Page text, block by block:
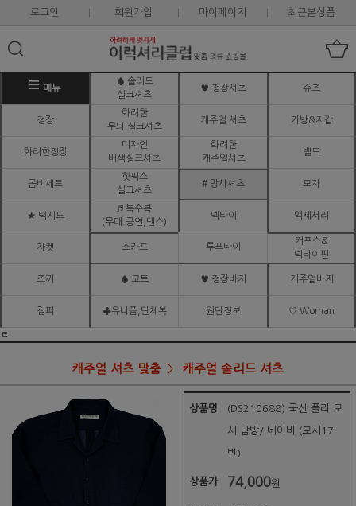
로그인 회원가입 마이페이지 최근본상품
메뉴
♠ 솔리드
실크셔츠
♥ 정장셔츠 슈즈
정장
화려한
무늬 실크셔츠
캐주얼 셔츠 가방&지갑
화려한정장
디자인
배색실크셔츠
화려한
캐주얼셔츠
벨트
콤비세트
핫픽스
실크셔츠
# 망사셔츠 모자
★ 턱시도
♬ 특수복
(무대.공연,댄스)
넥타이 액세서리
자켓 스카프 루프타이
커프스&
넥타이핀
조끼 ♠ 코트 ♥ 정장바지 캐주얼바지
점퍼 ♣유니폼,단체복 원단정보 ♡ Woman
ㅌ
캐주얼 셔츠 맞춤 캐주얼 솔리드 셔츠
상품명 (DS210688) 국산 폴리 모
시 남방/ 네이비 (모시17
번)
상품가 74,000원